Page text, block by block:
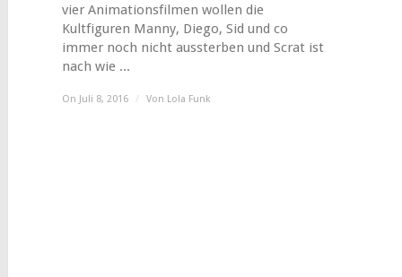
vier Animationsfilmen wollen die
Kultfiguren Manny, Diego, Sid und co
immer noch nicht aussterben und Scrat ist
nach wie ...
On Juli 8, 2016 / Von Lola Funk